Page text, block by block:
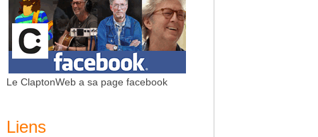
Le ClaptonWeb a sa page facebook
Liens